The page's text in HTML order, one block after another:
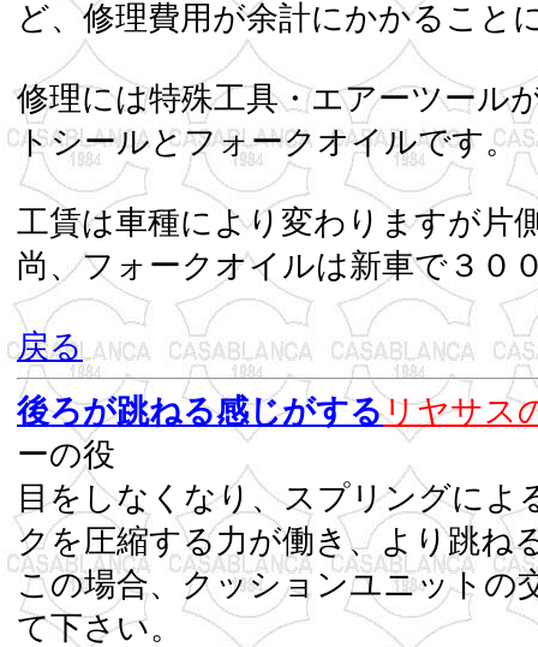
ど、修理費用が余計にかかること
修理には特殊工具・エアーツール
トシールと
工賃は車種により変わりますが片
尚、フォークオイルは新車で
戻る
後ろが跳ねる感じがするリヤサス
ーの役
目をしなくなり、スプリングによ
クを圧縮する力が働き
この場合、クッションユニットの
て